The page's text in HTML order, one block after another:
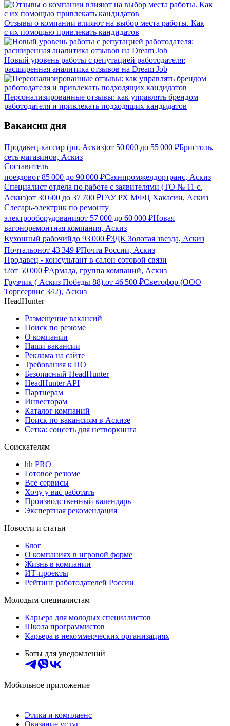
Отзывы о компании влияют на выбор места работы. Как
с их помощью привлекать кандидатов
Новый уровень работы с репутацией работодателя:
расширенная аналитика отзывов на Dream Job
Персонализированные отзывы: как управлять брендом
работодателя и привлекать подходящих кандидатов
Вакансии дня
Продавец-кассир (рп. Аскиз)от 50 000 до 55 000 ₽Бристоль,
сеть магазинов, Аскиз
Составитель
поездовот 85 000 до 90 000 ₽Саянпромжелдортранс, Аскиз
Специалист отдела по работе с заявителями (ТО № 11 с.
Аскиз)от 30 600 до 37 700 ₽ГАУ РХ МФЦ Хакасии, Аскиз
Слесарь-электрик по ремонту
электрооборудованияот 57 000 до 60 000 ₽Новая
вагоноремонтная компания, Аскиз
Кухонный рабочийдо 93 000 ₽ЗДК Золотая звезда, Аскиз
Почтальонот 43 349 ₽Почта России, Аскиз
Продавец - консультант в салон сотовой связи
t2от 50 000 ₽Армада, группа компаний, Аскиз
Грузчик ( Аскиз Победы 88).от 46 500 ₽Светофор (ООО
Торгсервис 342), Аскиз
HeadHunter
Размещение вакансий
Поиск по резюме
О компании
Наши вакансии
Реклама на сайте
Требования к ПО
Безопасный HeadHunter
HeadHunter API
Партнерам
Инвесторам
Каталог компаний
Поиск по вакансиям в Аскизе
Сетка: соцсеть для нетворкинга
Соискателям
hh PRO
Готовое резюме
Все сервисы
Хочу у вас работать
Производственный календарь
Экспертная рекомендация
Новости и статьи
Блог
О компаниях в игровой форме
Жизнь в компании
ИТ-проекты
Рейтинг работодателей России
Молодым специалистам
Карьера для молодых специалистов
Школа программистов
Карьера в некоммерческих организациях
Боты для уведомлений
Мобильное приложение
Этика и комплаенс